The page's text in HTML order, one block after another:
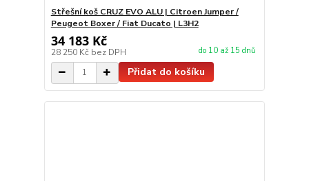
Střešní koš CRUZ EVO ALU | Citroen Jumper /
Peugeot Boxer / Fiat Ducato | L3H2
34 183 Kč
28 250 Kč bez DPH do 10 až 15 dnů
Přidat do košíku